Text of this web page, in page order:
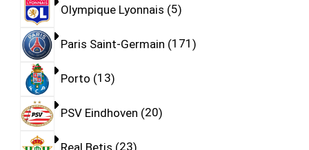
Olympique Lyonnais 5
Paris Saint-Germain 171
Porto 13
PSV Eindhoven 20
Real Betis 23